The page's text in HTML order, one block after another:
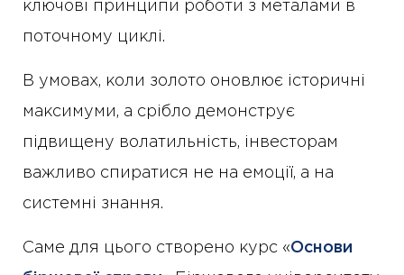
ключові принципи роботи з металами в
поточному циклі.
В умовах, коли золото оновлює історичні
максимуми, а срібло демонструє
підвищену волатильність, інвесторам
важливо спиратися не на емоції, а на
системні знання.
Саме для цього створено курс «Основи